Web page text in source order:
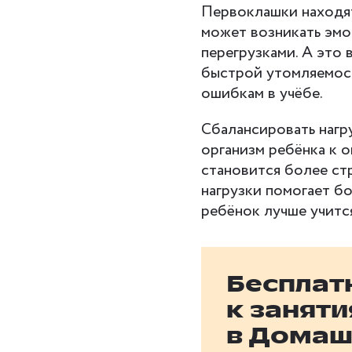
Первоклашки
может возникать
перегрузками. А
быстрой
ошибкам в учёбе.
Сбалансировать
организм ребёнка к
становится более
нагрузки помогает
ребёнок лучше
к
в